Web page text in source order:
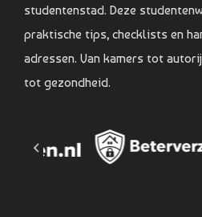
studentenstad. Deze
praktische tips, checklists en
adressen. Van kamers tot
tot gezondheid.